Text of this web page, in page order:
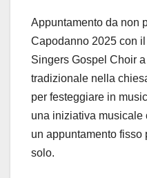
Appuntamento da non
Capodanno 2025 con
Singers Gospel Choir
tradizionale nella
per festeggiare in
una iniziativa musicale
un appuntamento fisso
solo.